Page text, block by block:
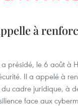
à
a présidé, le 6 août
Il a appelé à
cadre juridique, à
face aux